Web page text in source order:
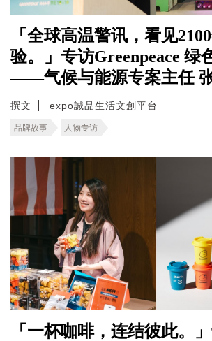
「全球高温警讯，看见
验。」专访Greenpeace 绿
——气候与能源专案主任
撰文 expo誠品生活文創平台
品牌故事 人物专访
「一杯咖啡，连结彼此。